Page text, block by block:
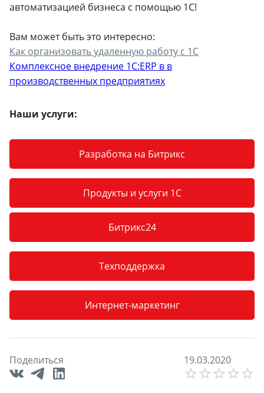
автоматизацией бизнеса с помощью 1С!
Вам может быть это интересно:
Как организовать удаленную работу с 1С
Комплексное внедрение 1C:ERP в в
производственных предприятиях
Наши услуги:
Разработка на Битрикс
Продукты и услуги 1С
Битрикс24
Техподдержка
Интернет-маркетинг
Поделиться 19.03.2020